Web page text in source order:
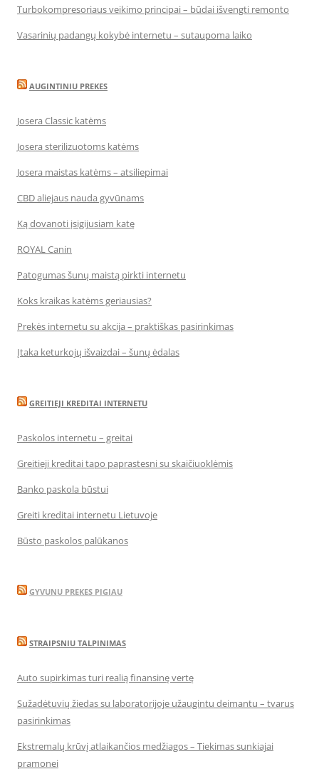
Turbokompresoriaus veikimo principai – būdai išvengti remonto
Vasarinių padangų kokybė internetu – sutaupoma laiko
AUGINTINIU PREKES
Josera Classic katėms
Josera sterilizuotoms katėms
Josera maistas katėms – atsiliepimai
CBD aliejaus nauda gyvūnams
Ką dovanoti įsigijusiam katę
ROYAL Canin
Patogumas šunų maistą pirkti internetu
Koks kraikas katėms geriausias?
Prekės internetu su akcija – praktiškas pasirinkimas
Įtaka keturkojų išvaizdai – šunų ėdalas
GREITIEJI KREDITAI INTERNETU
Paskolos internetu – greitai
Greitieji kreditai tapo paprastesni su skaičiuoklėmis
Banko paskola būstui
Greiti kreditai internetu Lietuvoje
Būsto paskolos palūkanos
GYVUNU PREKES PIGIAU
STRAIPSNIU TALPINIMAS
Auto supirkimas turi realią finansinę vertę
Sužadėtuvių žiedas su laboratorijoje užaugintu deimantu – tvarus
pasirinkimas
Ekstremalų krūvį atlaikančios medžiagos – Tiekimas sunkiajai
pramonei